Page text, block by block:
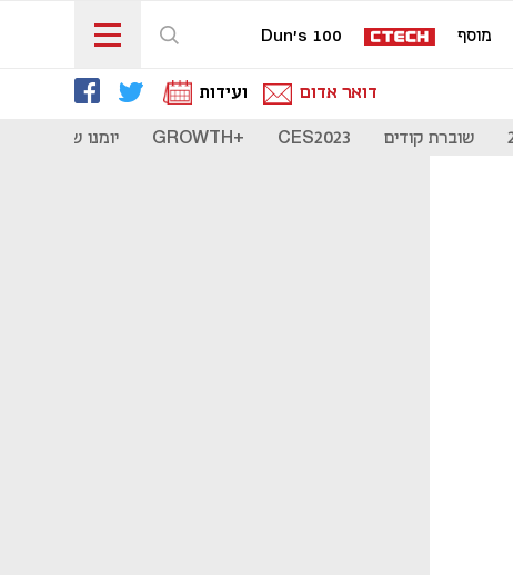
מוסף Dun's 100
דואר אדום ועידות
שוברת קודים CES2023
+GROWTH יומנו של